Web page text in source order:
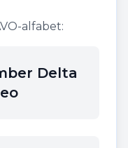
alfabet:
Delta